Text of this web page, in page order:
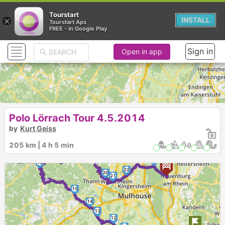
Das Team vom POLO Store Lörrach lädt ein zu einer Motorradtour
durchs Sundgau: Los geht’s am 4. Mai 2014 um 9:00 am POLO
Store Lörrach.
►
►
12
13
14
15
16
17
20
21
22
Open in app Sign in
Polo Lörrach Tour 4.5.2014
by Kurt Geiss
205 km | 4 h 5 min
×
Tourstart
Tourstart Aps
FREE - In Google Play
INSTALL